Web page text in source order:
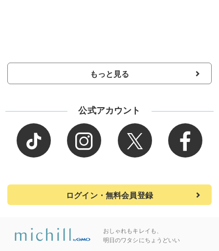
もっと見る
公式アカウント
ログイン・無料会員登録
おしゃれもキレイも、
明日のワタシにちょうどいい